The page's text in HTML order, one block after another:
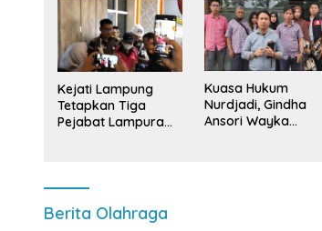
Kejati Lampung
Tetapkan Tiga
Pejabat Lampura
Kuasa Hukum
Nurdjadi, Gindha
Ansori Wayka
Berita Olahraga